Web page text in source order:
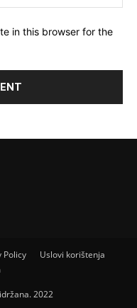
in this browser for the
Policy
Uslovi korištenja
2022